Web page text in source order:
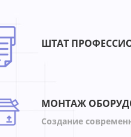
ШТАТ
МОНТАЖ
Создание